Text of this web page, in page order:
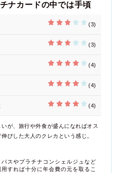
ナカードの中では手頃
(3)
(3)
(4)
(4)
(4)
が、旅行や外食が盛んになればオス
びした大人のクレカという感じ。
スやプラチナコンシェルジュなど
すれば十分に年会費の元を取るこ